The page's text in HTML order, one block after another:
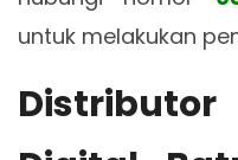
untuk melakukan